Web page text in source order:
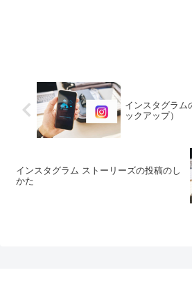
インスタグラム
ックアップ）
インスタグラム ストーリーズの投稿のし
かた